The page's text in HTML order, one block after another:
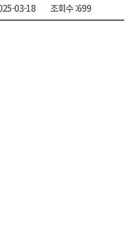
03-18 조회수 :699